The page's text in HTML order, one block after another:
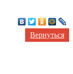
Вернуться